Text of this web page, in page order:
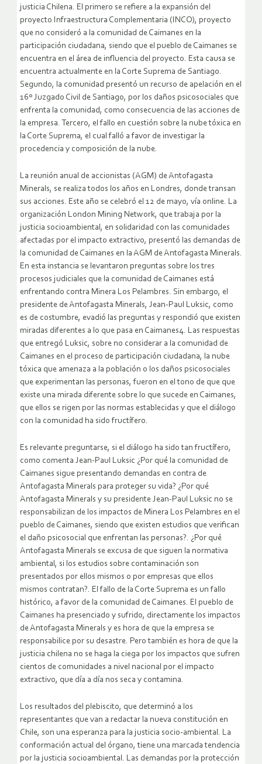
justicia Chilena. El primero se refiere a la expansión del
proyecto Infraestructura Complementaria (INCO), proyecto
que no consideró a la comunidad de Caimanes en la
participación ciudadana, siendo que el pueblo de Caimanes se
encuentra en el área de influencia del proyecto. Esta causa se
encuentra actualmente en la Corte Suprema de Santiago.
Segundo, la comunidad presentó un recurso de apelación en el
16º Juzgado Civil de Santiago, por los daños psicosociales que
enfrenta la comunidad, como consecuencia de las acciones de
la empresa. Tercero, el fallo en cuestión sobre la nube tóxica en
la Corte Suprema, el cual falló a favor de investigar la
procedencia y composición de la nube.
La reunión anual de accionistas (AGM) de Antofagasta
Minerals, se realiza todos los años en Londres, donde transan
sus acciones. Este año se celebró el 12 de mayo, vía online. La
organización London Mining Network, que trabaja por la
justicia socioambiental, en solidaridad con las comunidades
afectadas por el impacto extractivo, presentó las demandas de
la comunidad de Caimanes en la AGM de Antofagasta Minerals.
En esta instancia se levantaron preguntas sobre los tres
procesos judiciales que la comunidad de Caimanes está
enfrentando contra Minera Los Pelambres. Sin embargo, el
presidente de Antofagasta Minerals, Jean-Paul Luksic, como
es de costumbre, evadió las preguntas y respondió que existen
miradas diferentes a lo que pasa en Caimanes4. Las respuestas
que entregó Luksic, sobre no considerar a la comunidad de
Caimanes en el proceso de participación ciudadana, la nube
tóxica que amenaza a la población o los daños psicosociales
que experimentan las personas, fueron en el tono de que que
existe una mirada diferente sobre lo que sucede en Caimanes,
que ellos se rigen por las normas establecidas y que el diálogo
con la comunidad ha sido fructífero.
Es relevante preguntarse, si el diálogo ha sido tan fructífero,
como comenta Jean-Paul Luksic ¿Por qué la comunidad de
Caimanes sigue presentando demandas en contra de
Antofagasta Minerals para proteger su vida? ¿Por qué
Antofagasta Minerals y su presidente Jean-Paul Luksic no se
responsabilizan de los impactos de Minera Los Pelambres en el
pueblo de Caimanes, siendo que existen estudios que verifican
el daño psicosocial que enfrentan las personas?. ¿Por qué
Antofagasta Minerals se excusa de que siguen la normativa
ambiental, si los estudios sobre contaminación son
presentados por ellos mismos o por empresas que ellos
mismos contratan?. El fallo de la Corte Suprema es un fallo
histórico, a favor de la comunidad de Caimanes. El pueblo de
Caimanes ha presenciado y sufrido, directamente los impactos
de Antofagasta Minerals y es hora de que la empresa se
responsabilice por su desastre. Pero también es hora de que la
justicia chilena no se haga la ciega por los impactos que sufren
cientos de comunidades a nivel nacional por el impacto
extractivo, que día a día nos seca y contamina.
Los resultados del plebiscito, que determinó a los
representantes que van a redactar la nueva constitución en
Chile, son una esperanza para la justicia socio-ambiental. La
conformación actual del órgano, tiene una marcada tendencia
por la justicia socioambiental. Las demandas por la protección